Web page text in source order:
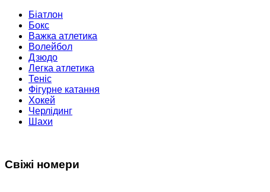
Біатлон
Бокс
Важка атлетика
Волейбол
Дзюдо
Легка атлетика
Теніс
Фігурне катання
Хокей
Черлідинг
Шахи
Свіжі номери